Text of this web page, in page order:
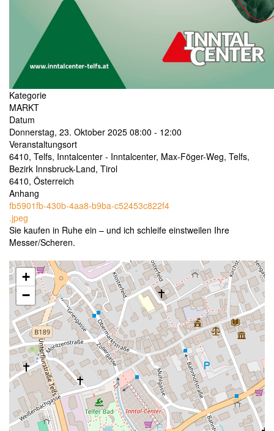
Kategorie
MARKT
Datum
Donnerstag, 23. Oktober 2025 08:00 - 12:00
Veranstaltungsort
6410, Telfs, Inntalcenter - Inntalcenter, Max-Föger-Weg, Telfs,
Bezirk Innsbruck-Land, Tirol
6410, Österreich
Anhang
fb5901fb-430b-4aa8-b9ba-c52453c822f4
.jpeg
Sie kaufen in Ruhe ein – und ich schleife einstweilen Ihre
Messer/Scheren.
+
−